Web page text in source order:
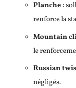
Planche :
renforce la
Mountain
le
Russian
négligés.